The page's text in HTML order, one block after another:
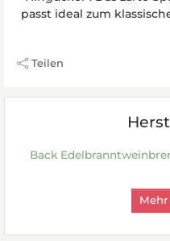
passt ideal zum
Teilen
Back